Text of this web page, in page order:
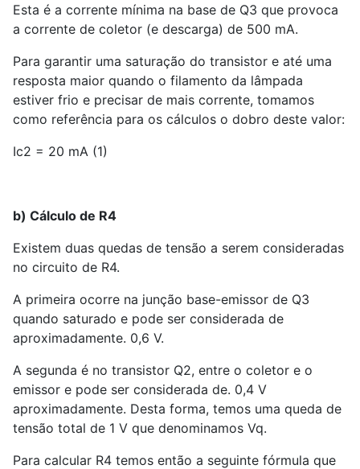
Esta é a corrente mínima na base de Q3 que provoca
a corrente de coletor (e descarga) de 500 mA.
Para garantir uma saturação do transistor e até uma
resposta maior quando o filamento da lâmpada
estiver frio e precisar de mais corrente, tomamos
como referência para os cálculos o dobro deste valor:
Ic2 = 20 mA (1)
b) Cálculo de R4
Existem duas quedas de tensão a serem consideradas
no circuito de R4.
A primeira ocorre na junção base-emissor de Q3
quando saturado e pode ser considerada de
aproximadamente. 0,6 V.
A segunda é no transistor Q2, entre o coletor e o
emissor e pode ser considerada de. 0,4 V
aproximadamente. Desta forma, temos uma queda de
tensão total de 1 V que denominamos Vq.
Para calcular R4 temos então a seguinte fórmula que